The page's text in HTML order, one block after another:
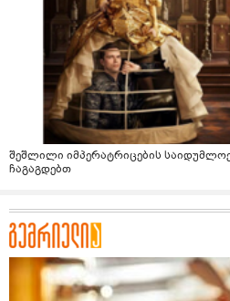
შეშლილი იმპერატრიცების
ჩაგაგდებთ